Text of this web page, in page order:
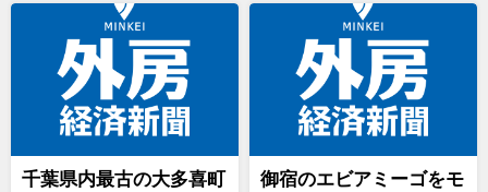
千葉県内最古の大多喜町
御宿のエビアミーゴをモ